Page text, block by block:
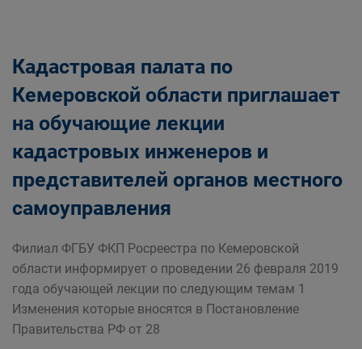
Кадастровая палата по
Кемеровской области приглашает
на обучающие лекции
кадастровых инженеров и
представителей органов местного
самоуправления
Филиал ФГБУ ФКП Росреестра по Кемеровской
области информирует о проведении 26 февраля 2019
года обучающей лекции по следующим темам 1
Изменения которые вносятся в Постановление
Правительства РФ от 28